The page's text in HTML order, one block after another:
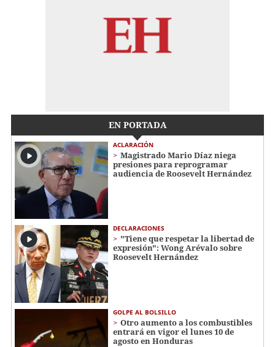
EN PORTADA
ACLARACIÓN
Magistrado Mario Díaz niega
presiones para reprogramar
audiencia de Roosevelt Hernández
DECLARACIONES
"Tiene que respetar la libertad de
expresión": Wong Arévalo sobre
Roosevelt Hernández
GOLPE AL BOLSILLO
Otro aumento a los combustibles
entrará en vigor el lunes 10 de
agosto en Honduras